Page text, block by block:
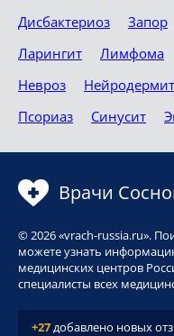
Дисбактериоз
Запор
Ларингит
Лимфома
Невроз
Нейродермит
Псориаз
Синусит
Врачи
© 2026 «vrach-russia.ru».
можете узнать
медицинских центров
специалисты всех
+27добавлено новых